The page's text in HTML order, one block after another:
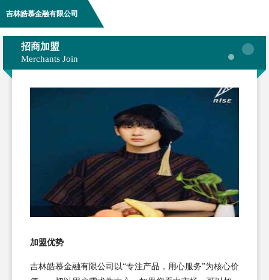
吉林皓慕金融有限公司
招商加盟
Merchants Join
加盟优势
吉林皓慕金融有限公司以“专注产品，用心服务”为核心价